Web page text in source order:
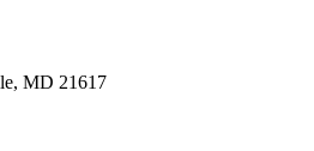
MD 21617